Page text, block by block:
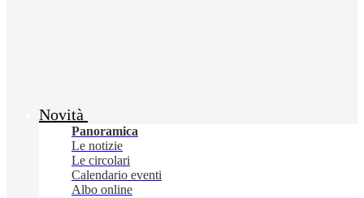
Novità
Panoramica
Le notizie
Le circolari
Calendario eventi
Albo online